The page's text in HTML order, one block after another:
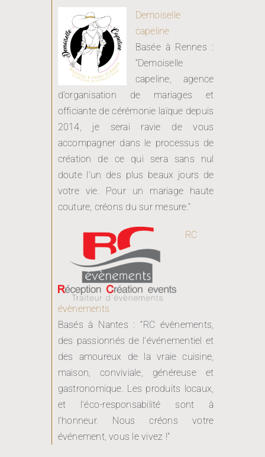
capeline
Basée à Rennes :
“Demoiselle
capeline, agence
d’organisation de mariages et
officiante de cérémonie laïque depuis
2014, je serai ravie de vous
accompagner dans le processus de
création de ce qui sera sans nul
doute l’un des plus beaux jours de
votre vie. Pour un mariage haute
couture, créons du sur mesure.”
évènements
Basés à Nantes : “RC évènements,
des passionnés de l’événementiel et
des amoureux de la vraie cuisine,
maison, conviviale, généreuse et
gastronomique. Les produits locaux,
et l’éco-responsabilité sont à
l’honneur. Nous créons votre
événement, vous le vivez !”